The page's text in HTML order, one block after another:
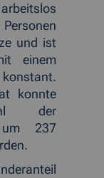
und ist
einem
konnte
der
um 237